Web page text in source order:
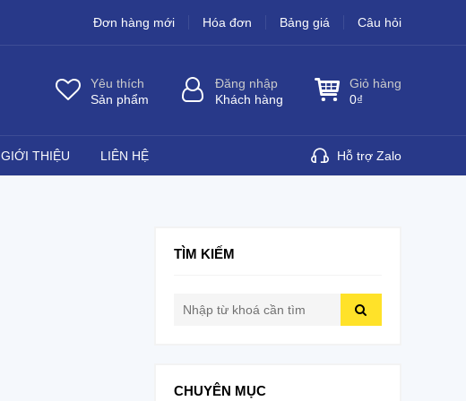
Đơn hàng mới Hóa đơn Bảng giá Câu hỏi
Yêu thích
Sản phẩm
Đăng nhập
Khách hàng
Giỏ hàng
0₫
GIỚI THIỆU LIÊN HỆ Hỗ trợ Zalo
TÌM KIẾM
CHUYÊN MỤC